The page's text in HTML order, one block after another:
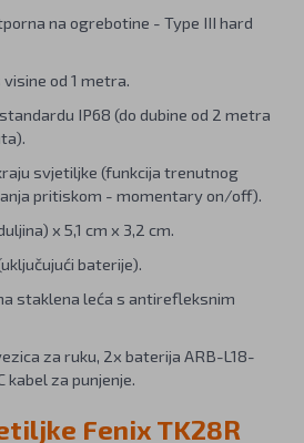
na ogrebotine - Type III hard
od 1 metra.
IP68 (do dubine od 2 metra
svjetiljke (funkcija trenutnog
pritiskom - momentary on/off).
x 5,1 cm x 3,2 cm.
baterije).
staklena leća s antirefleksnim
za ruku, 2x baterija ARB-L18-
za punjenje.
Fenix TK28R